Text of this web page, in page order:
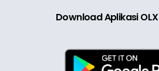
Download Aplikasi OLX